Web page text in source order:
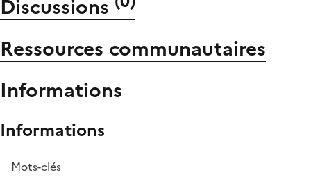
Discussions
Ressources communautaires
Informations
Informations
Mots-clés